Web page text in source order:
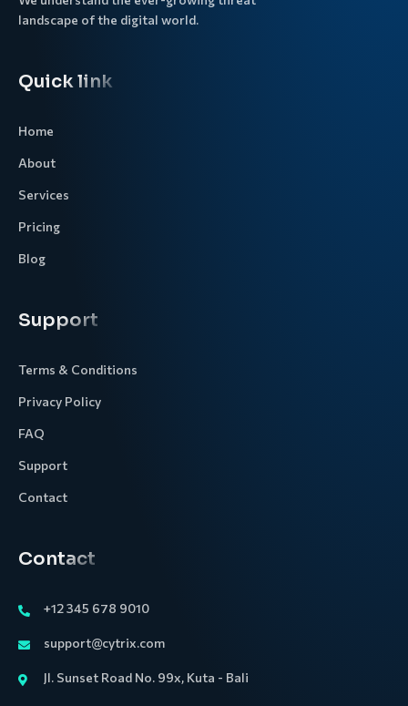
landscape of the digital world.
Quick link
Home
About
Services
Pricing
Blog
Support
Terms & Conditions
Privacy Policy
FAQ
Support
Contact
Contact
+12 345 678 9010
support@cytrix.com
Jl. Sunset Road No. 99x, Kuta - Bali